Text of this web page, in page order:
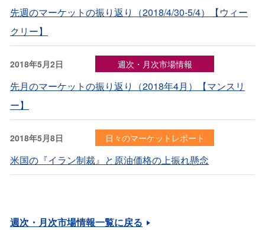
先週のマーケットの振り返り（2018/4/30-5/4）【ウィー
クリー】
2018年5月2日 週次・月次市場情報
先月のマーケットの振り返り（2018年4月）【マンスリ
ー】
2018年5月8日 日々のマーケットレポート
米国の『イラン制裁』と原油価格の上振れ懸念
週次・月次市場情報一覧に戻る